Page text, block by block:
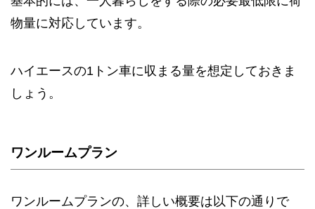
物量に対応しています。
ハイエースの1トン車に収まる量を想定しておきま
しょう。
ワンルームプラン
ワンルームプランの、詳しい概要は以下の通りで